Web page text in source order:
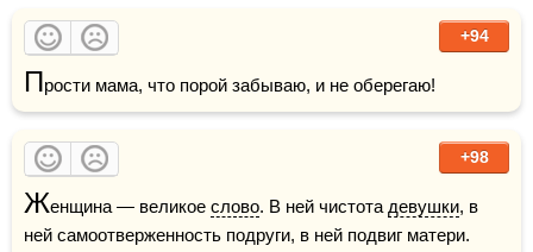
+94
Прости мама, что порой забываю, и не оберегаю!
+98
Женщина — великое слово. В ней чистота девушки, в
ней самоотверженность подруги, в ней подвиг матери.